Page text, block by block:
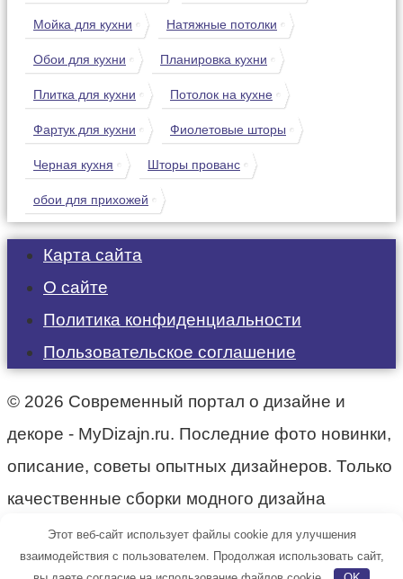
Мойка для кухни Натяжные потолки
Обои для кухни Планировка кухни
Плитка для кухни Потолок на кухне
Фартук для кухни Фиолетовые шторы
Черная кухня Шторы прованс
обои для прихожей
Карта сайта
О сайте
Политика конфиденциальности
Пользовательское соглашение
© 2026 Современный портал о дизайне и
декоре - MyDizajn.ru. Последние фото новинки,
описание, советы опытных дизайнеров. Только
качественные сборки модного дизайна
интерьера.
Этот веб-сайт использует файлы cookie для улучшения
взаимодействия с пользователем. Продолжая использовать сайт,